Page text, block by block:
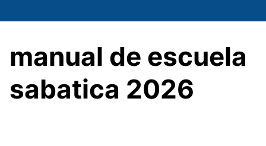
al
manual de escuela
sabatica 2026